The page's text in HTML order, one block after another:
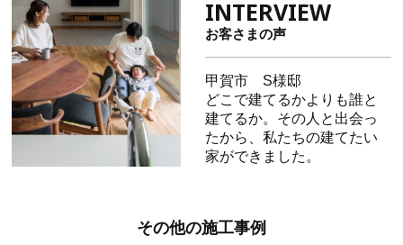
お客さまの声
甲賀市 S様邸
どこで建てるかよりも誰と
建てるか。その人と出会っ
たから、私たちの建てたい
家ができました。
その他の施工事例